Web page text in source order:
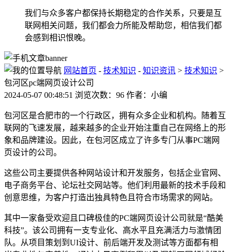
我们与众多客户都保持长期稳定的合作关系，只要是互
联网相关问题，我们都会力所能及帮助您，相信我们都
会感到相识恨晚。
网站首页 - 技术知识 - 知识资讯 > 技术知识 >
包河区pc端网页设计公司
2024-05-07 00:48:51 浏览次数：96 作者：小编
包河区是合肥市的一个行政区，拥有众多企业和机构。随着互
联网的飞速发展，越来越多的企业开始注重自己在网络上的形
象和品牌建设。因此，在包河区成立了许多专门从事PC端网
页设计的公司。
这些公司主要提供各种网站设计和开发服务，包括企业官网、
电子商务平台、论坛社交网站等。他们利用最新的技术手段和
创意思维，为客户打造出独具特色且符合市场需求的网站。
其中一家备受欢迎且口碑极佳的PC端网页设计公司就是“酷美
科技”。该公司拥有一支专业化、高水平且充满活力与激情团
队。从项目策划到UI设计、前后端开发及测试等方面都有相